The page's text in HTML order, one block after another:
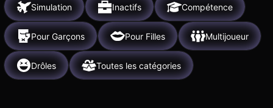
Simulation Inactifs Compétence
Pour Garçons Pour Filles Multijoueur
Drôles Toutes les catégories